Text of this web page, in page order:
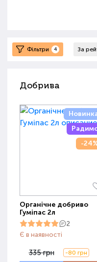
Фільтри 4
Добрива
-
Органічне добриво
Гуміпас 2л
2
Є в наявності
335 грн -80 грн